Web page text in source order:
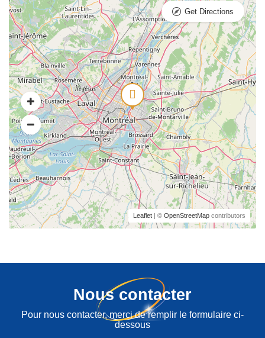
Leaflet | © OpenStreetMap contributors
Get Directions
Nous contacter
Pour nous contacter, merci de remplir le formulaire ci-
dessous